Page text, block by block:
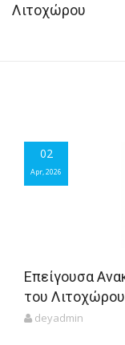
Λιτοχώρου
02
Apr, 2026
02
Apr, 2026
Επείγουσα
του Λιτοχώρου
deyadmin